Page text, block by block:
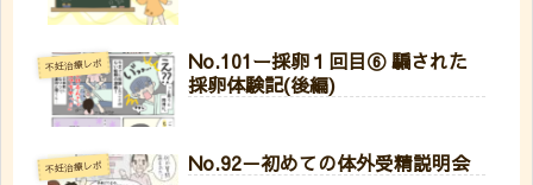
不妊治療レポ
No.101ー採卵１回目⑥ 騙された
採卵体験記(後編)
不妊治療レポ No.92－初めての体外受精説明会